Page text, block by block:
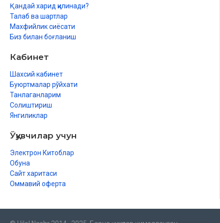
Қандай харид қилинади?
Талаб ва шартлар
Махфийлик сиёсати
Биз билан боғланиш
Кабинет
Шахсий кабинет
Буюртмалар рўйхати
Танлаганларим
Солиштириш
Янгиликлар
Ўқувчилар учун
Электрон Китоблар
Обуна
Сайт харитаси
Оммавий оферта